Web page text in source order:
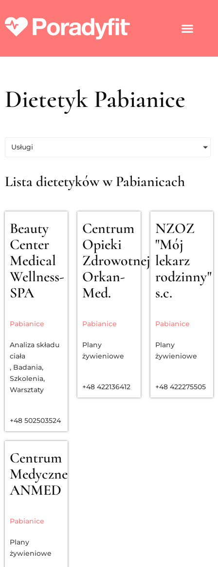
Dietetyk Pabianice
Usługi
Lista dietetyków w Pabianicach
Beauty
Center
Medical
Wellness-
SPA
Pabianice
Analiza składu
ciała
, Badania,
Szkolenia,
Warsztaty
+48 502503524
Centrum
Opieki
Zdrowotnej
Orkan-
Med.
Pabianice
Plany
żywieniowe
+48 422136412
NZOZ
"Mój
lekarz
rodzinny"
s.c.
Pabianice
Plany
żywieniowe
+48 422275505
Centrum
Medyczne
ANMED
Pabianice
Plany
żywieniowe